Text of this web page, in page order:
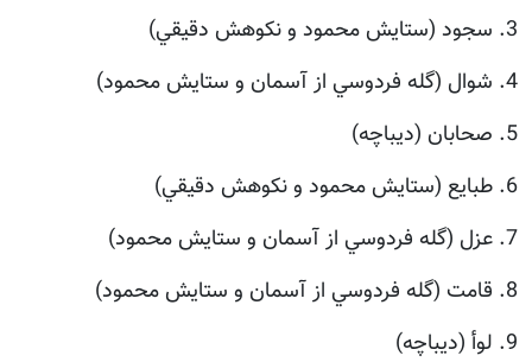
3. سجود (ستايش محمود و نكوهش دقيقي)
4. شوال (گله فردوسي از آسمان و ستايش محمود)
5. صحابان (ديباچه)
6. طبايع (ستايش محمود و نكوهش دقيقي)
7. عزل (گله فردوسي از آسمان و ستايش محمود)
8. قامت (گله فردوسي از آسمان و ستايش محمود)
9. لوأ (ديباچه)